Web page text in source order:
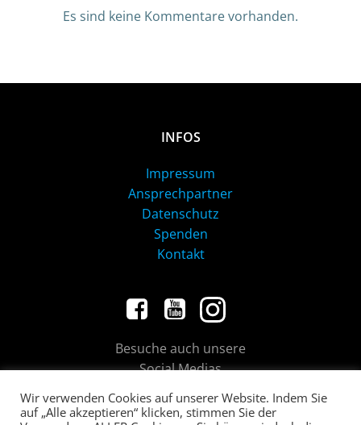
Es sind keine Kommentare vorhanden.
INFOS
Impressum
Ansprechpartner
Datenschutz
Spenden
Kontakt
Besuche auch unsere
Social Medias
Wir verwenden Cookies auf unserer Website. Indem Sie
auf „Alle akzeptieren“ klicken, stimmen Sie der